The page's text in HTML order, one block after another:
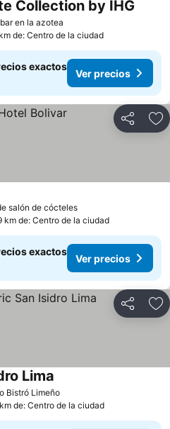
en la azotea
Collection by IHG
de: Centro de la ciudad
exactos
Ver precios
Compartir
salón de cócteles
km de: Centro de la ciudad
exactos
Ver precios
Compartir
Bistró Limeño
Lima
de: Centro de la ciudad